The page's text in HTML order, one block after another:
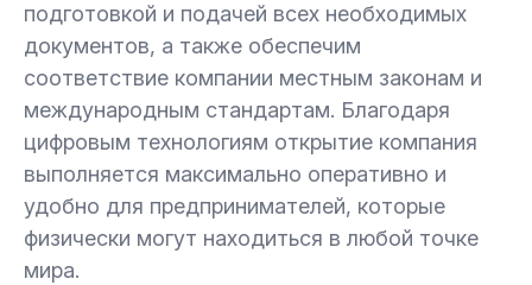
подготовкой и подачей всех необходимых
документов, а также обеспечим
соответствие компании местным законам и
международным стандартам. Благодаря
цифровым технологиям открытие компания
выполняется максимально оперативно и
удобно для предпринимателей, которые
физически могут находиться в любой точке
мира.